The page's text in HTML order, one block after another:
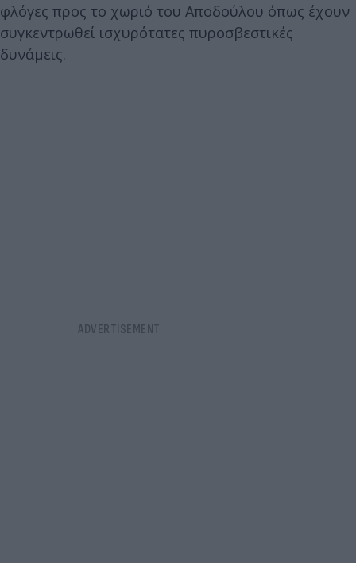
φλόγες προς το χωριό του Αποδούλου όπως έχουν
συγκεντρωθεί ισχυρότατες πυροσβεστικές
δυνάμεις.